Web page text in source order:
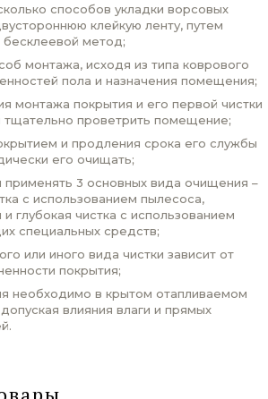
способов укладки ворсовых
клейкую ленту, путем
бесклеевой метод;
монтажа, исходя из типа коврового
пола и назначения помещения;
монтажа покрытия и его первой чистки
тщательно проветрить помещение;
и продления срока его службы
его очищать;
применять 3 основных вида очищения –
с использованием пылесоса,
глубокая чистка с использованием
специальных средств;
или иного вида чистки зависит от
покрытия;
необходимо в крытом отапливаемом
влияния влаги и прямых